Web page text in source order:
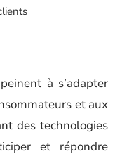
à s’adapter
et aux
des technologies
et répondre